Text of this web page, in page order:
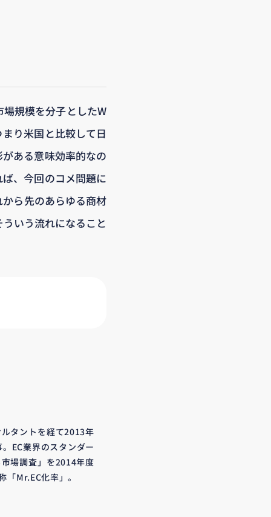
規模を分子としたW
り米国と比較して日
ある意味効率的なの
、今回のコメ問題に
ら先のあらゆる商材
いう流れになること
タントを経て2013年
EC業界のスタンダー
場調査」を2014年度
Mr.EC化率」。